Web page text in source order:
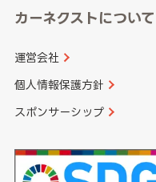
カーネクストについて
運営会社
個人情報保護方針
スポンサーシップ